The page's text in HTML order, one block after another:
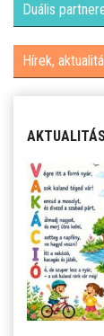
Duális
Hírek,